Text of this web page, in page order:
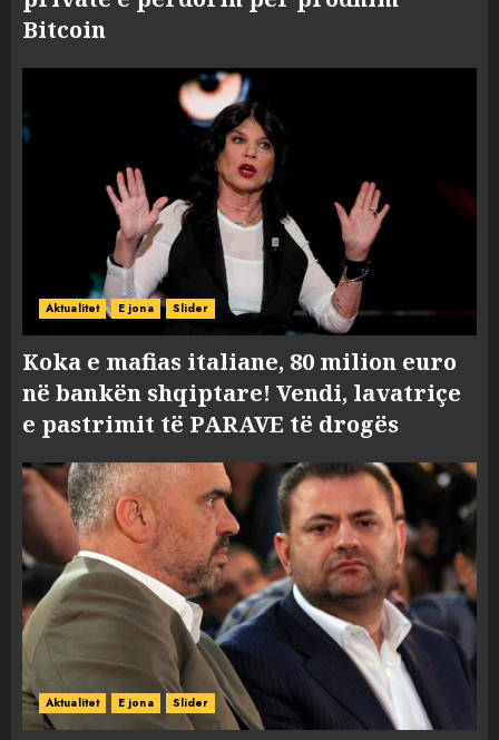
Bitcoin
Aktualitet E jona Slider
Koka e mafias italiane, 80 milion euro
në bankën shqiptare! Vendi, lavatriçe
e pastrimit të PARAVE të drogës
Aktualitet E jona Slider